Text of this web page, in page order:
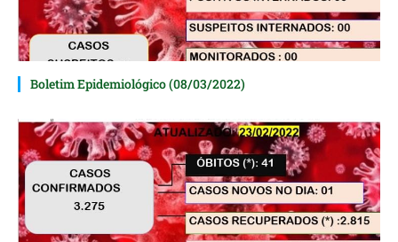
Boletim Epidemiológico (08/03/2022)